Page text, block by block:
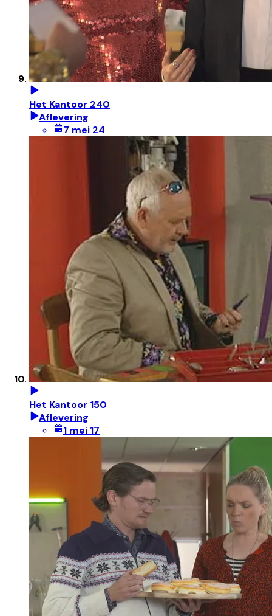
Het Kantoor 240
Aflevering
7 mei 24
Het Kantoor 150
Aflevering
1 mei 17